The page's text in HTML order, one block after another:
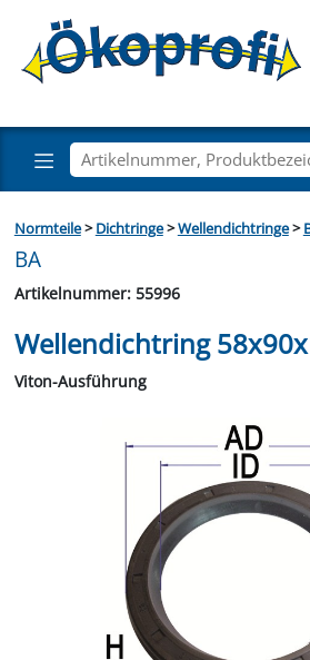
Normteile>Dichtringe>Wellendichtringe>
BA
Artikelnummer: 55996
Wellendichtring
Viton-Ausführung